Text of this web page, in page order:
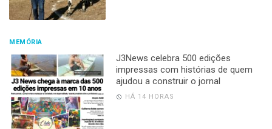
MEMÓRIA
J3News celebra 500 edições
impressas com histórias de quem
ajudou a construir o jornal
HÁ 14 HORAS